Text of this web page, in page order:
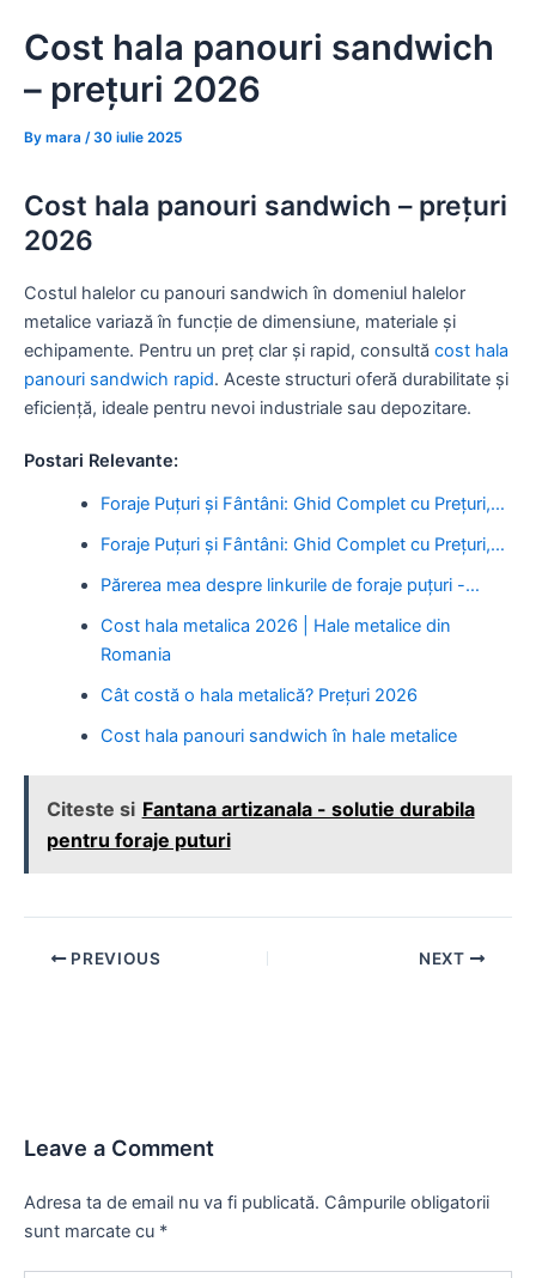
Cost hala panouri sandwich
– prețuri 2026
By mara /30 iulie 2025
Cost hala panouri sandwich – prețuri
2026
Costul halelor cu panouri sandwich în domeniul halelor
metalice variază în funcție de dimensiune, materiale și
echipamente. Pentru un preț clar și rapid, consultă cost hala
panouri sandwich rapid. Aceste structuri oferă durabilitate și
eficiență, ideale pentru nevoi industriale sau depozitare.
Postari Relevante:
Foraje Puțuri și Fântâni: Ghid Complet cu Prețuri,…
Foraje Puțuri și Fântâni: Ghid Complet cu Prețuri,…
Părerea mea despre linkurile de foraje puțuri -…
Cost hala metalica 2026 | Hale metalice din
Romania
Cât costă o hala metalică? Prețuri 2026
Cost hala panouri sandwich în hale metalice
Citeste si Fantana artizanala - solutie durabila
pentru foraje puturi
Post PREVIOUS NEXT
Leave a Comment
Adresa ta de email nu va fi publicată. Câmpurile obligatorii
sunt marcate cu *